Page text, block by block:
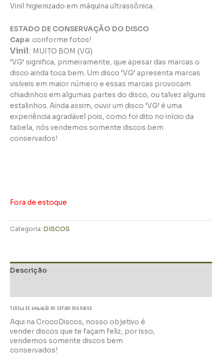
Vinil higienizado em máquina ultrassônica.
ESTADO DE CONSERVAÇÃO DO DISCO
Capa: conforme fotos!
Vinil: MUITO BOM (VG)
‘VG’ significa, primeiramente, que apesar das marcas o
disco ainda toca bem. Um disco ‘VG’ apresenta marcas
visíveis em maior número e essas marcas provocam
chiadinhos em algumas partes do disco, ou talvez alguns
estalinhos. Ainda assim, ouvir um disco ‘VG’ é uma
experiência agradável pois, como foi dito no início da
tabela, nós vendemos somente discos bem
conservados!
Fora de estoque
Categoria: DISCOS
Descrição
TABELA DE AVALIAÇÃo do estado dos discos
Aqui na CrocoDiscos, nosso objetivo é
vender discos que te façam feliz, por isso,
vendemos somente discos bem
conservados!